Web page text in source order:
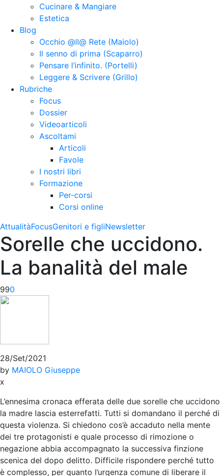
Cucinare & Mangiare
Estetica
Blog
Occhio @ll@ Rete (Maiolo)
Il senno di prima (Scaparro)
Pensare l’infinito. (Portelli)
Leggere & Scrivere (Grillo)
Rubriche
Focus
Dossier
Videoarticoli
Ascoltami
Articoli
Favole
I nostri libri
Formazione
Per-corsi
Corsi online
AttualitàFocusGenitori e figliNewsletter
Sorelle che uccidono.
La banalità del male
990
28/Set/2021
by MAIOLO Giuseppe
x
L’ennesima cronaca efferata delle due sorelle che uccidono
la madre lascia esterrefatti. Tutti si domandano il perché di
questa violenza. Si chiedono cos’è accaduto nella mente
dei tre protagonisti e quale processo di rimozione o
negazione abbia accompagnato la successiva finzione
scenica del dopo delitto. Difficile rispondere perché tutto
è complesso, per quanto l’urgenza comune di liberare il